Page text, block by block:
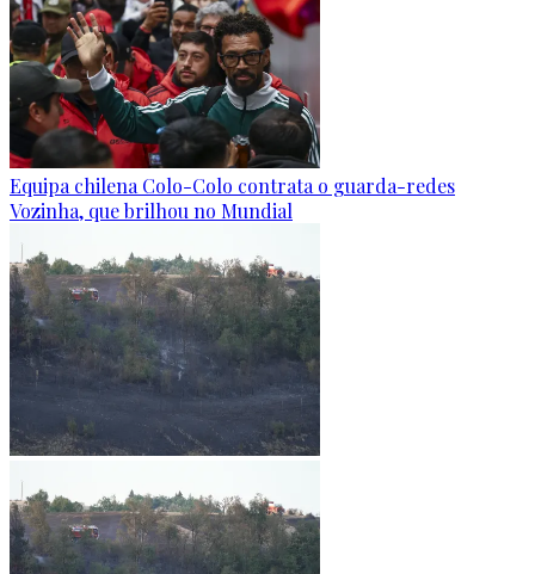
Equipa chilena Colo-Colo contrata o guarda-redes
Vozinha, que brilhou no Mundial